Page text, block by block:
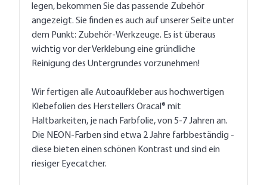
legen, bekommen Sie das passende Zubehör
angezeigt. Sie finden es auch auf unserer Seite unter
dem Punkt: Zubehör-Werkzeuge. Es ist überaus
wichtig vor der Verklebung eine gründliche
Reinigung des Untergrundes vorzunehmen!
Wir fertigen alle Autoaufkleber aus hochwertigen
Klebefolien des Herstellers Oracal® mit
Haltbarkeiten, je nach Farbfolie, von 5-7 Jahren an.
Die NEON-Farben sind etwa 2 Jahre farbbeständig -
diese bieten einen schönen Kontrast und sind ein
riesiger Eyecatcher.